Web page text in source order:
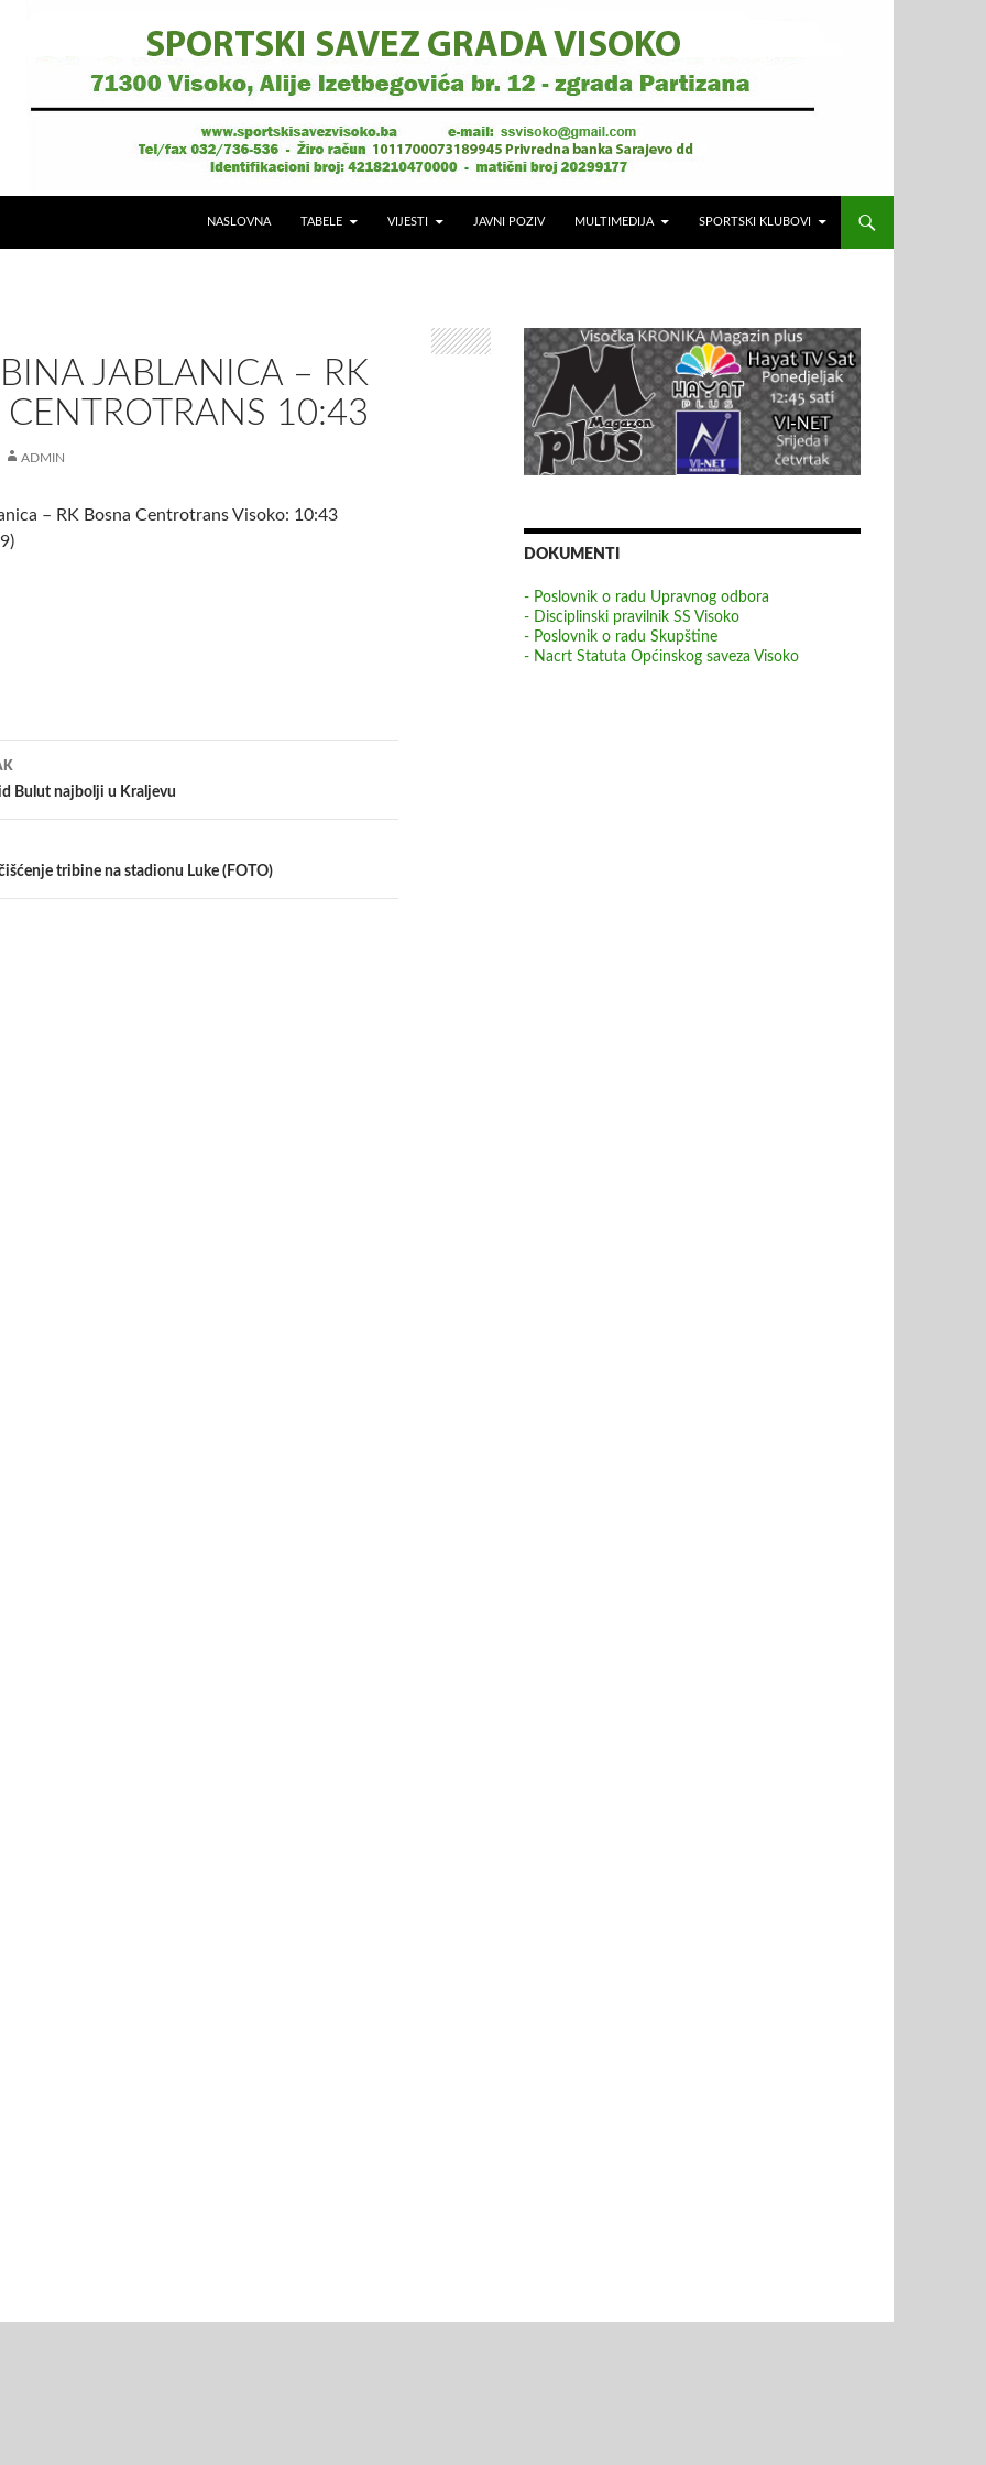
NASLOVNA TABELE VIJESTI JAVNI POZIV MULTIMEDIJA SPORTSKI KLUBOVI
JABLANICA – RK
CENTROTRANS 10:43
ADMIN
– RK Bosna Centrotrans Visoko: 10:43
Bulut najbolji u Kraljevu
tribine na stadionu Luke (FOTO)
DOKUMENTI
- Poslovnik o radu Upravnog odbora
- Disciplinski pravilnik SS Visoko
- Poslovnik o radu Skupštine
- Nacrt Statuta Općinskog saveza Visoko